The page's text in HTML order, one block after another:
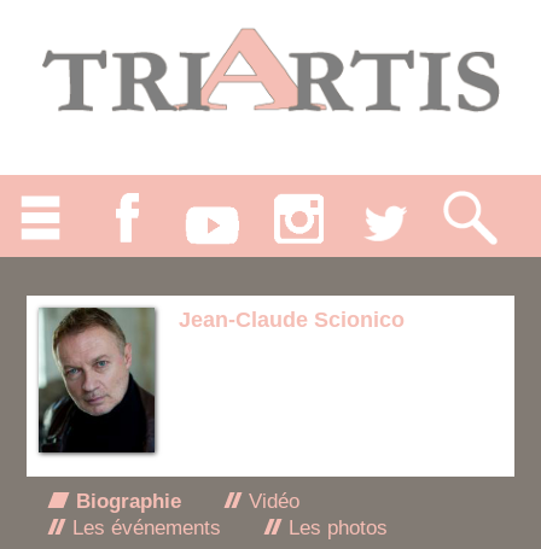
Jean-Claude Scionico
Biographie
Vidéo
Les événements
Les photos